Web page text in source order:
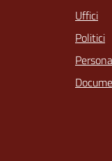
Uffici
Politici